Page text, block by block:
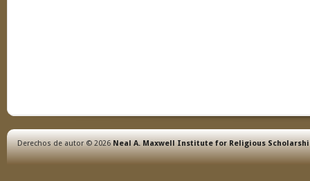
Derechos de autor © 2026Neal A. Maxwell Institute for Religious